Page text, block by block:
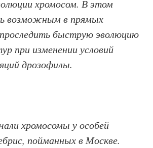
хромосом. В этом
возможным в прямых
быструю эволюцию
при изменении условий
дрозофилы.
хромосомы у особей
пойманных в Москве.